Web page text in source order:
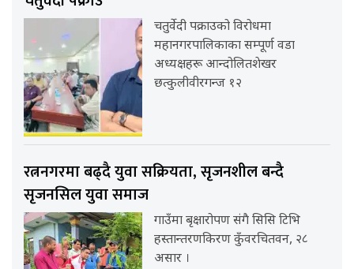
चतुर्वेदी पक्राउको विरोधमा
महानगरपालिकाका सम्पूर्ण वडा
अध्यक्षहरू आन्दोलितशेखर
छत्कुलीवीरगन्ज १२
रत्ननगरमा बढ्दै युवा सक्रियता, सृजनशील बन्दै
सृजनसिल युवा समाज
गाउँमा बृक्षारोपण संगै सिसि टिभि
हस्तान्तरणकिरण कुँवरचितवन, २८
असार ।